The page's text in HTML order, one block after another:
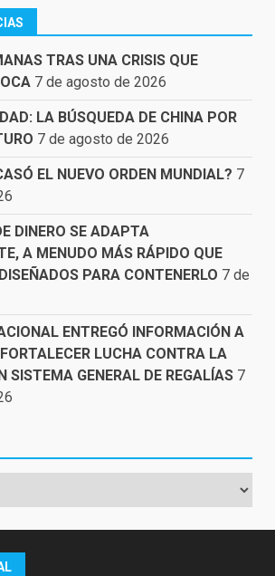
TRAS UNA CRISIS QUE
7 de agosto de 2026
LA BÚSQUEDA DE CHINA POR
7 de agosto de 2026
EL NUEVO ORDEN MUNDIAL? 7
DINERO SE ADAPTA
A MENUDO MÁS RÁPIDO QUE
PARA CONTENERLO 7 de
ENTREGÓ INFORMACIÓN A
LUCHA CONTRA LA
SISTEMA GENERAL DE REGALÍAS 7